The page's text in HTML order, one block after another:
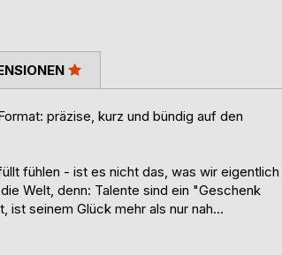
präzise, kurz und bündig auf den
fühlen - ist es nicht das, was wir eigentlich
Welt, denn: Talente sind ein "Geschenk
seinem Glück mehr als nur nah...